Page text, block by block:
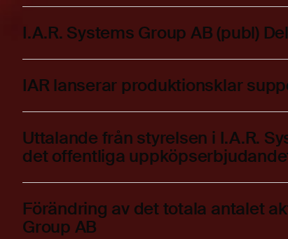
I.A.R. Systems Group AB (publ)
IAR lanserar produktionsklar
Uttalande från styrelsen i I.A.R.
det offentliga
Förändring av det totala antalet
Group AB